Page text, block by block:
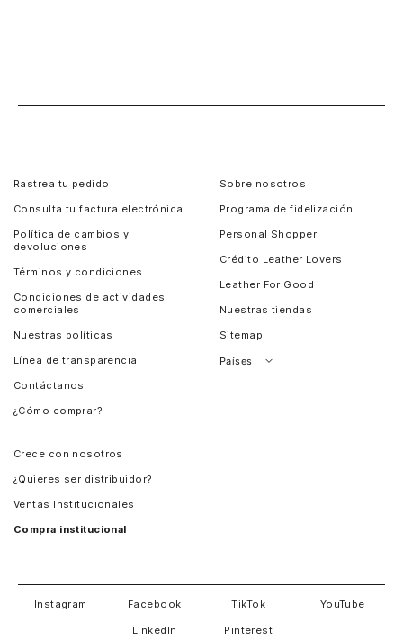
Rastrea tu pedido
Consulta tu factura electrónica
Política de cambios y
devoluciones
Términos y condiciones
Condiciones de actividades
comerciales
Nuestras políticas
Línea de transparencia
Contáctanos
¿Cómo comprar?
Sobre nosotros
Programa de fidelización
Personal Shopper
Crédito Leather Lovers
Leather For Good
Nuestras tiendas
Sitemap
Países
Crece con nosotros
¿Quieres ser distribuidor?
Ventas Institucionales
Compra institucional
Instagram Facebook TikTok YouTube
LinkedIn Pinterest